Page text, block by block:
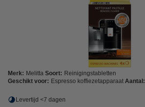
Merk: Melitta Soort: Reinigingstabletten
Geschikt voor: Espresso koffiezetapparaat Aantal:
Levertijd <7 dagen